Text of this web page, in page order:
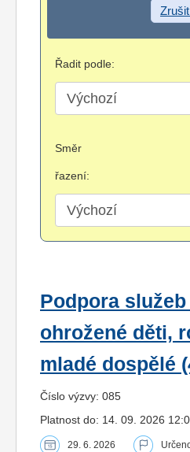
Řadit podle:
Směr
řazení:
Podpora
ohrožené děti,
mladé dospělé
Číslo výzvy: 085
Platnost do: 14. 09. 2026
29. 6. 2026